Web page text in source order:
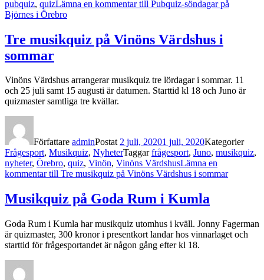
pubquiz, quizLämna en kommentartill Pubquiz-söndagar på
Björnes i Örebro
Tre musikquiz på Vinöns Värdshus i
sommar
Vinöns Värdshus arrangerar musikquiz tre lördagar i sommar. 11
och 25 juli samt 15 augusti är datumen. Starttid kl 18 och Juno är
quizmaster samtliga tre kvällar.
Författare adminPostat2 juli, 20201 juli, 2020Kategorier
Frågesport, Musikquiz, NyheterTaggarfrågesport, Juno, musikquiz,
nyheter, Örebro, quiz, Vinön, Vinöns VärdshusLämna en
kommentartill Tre musikquiz på Vinöns Värdshus i sommar
Musikquiz på Goda Rum i Kumla
Goda Rum i Kumla har musikquiz utomhus i kväll. Jonny Fagerman
är quizmaster, 300 kronor i presentkort landar hos vinnarlaget och
starttid för frågesportandet är någon gång efter kl 18.